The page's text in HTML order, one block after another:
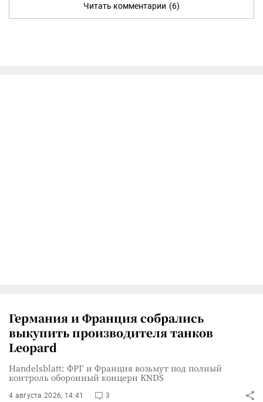
Читать комментарии (6)
Германия и Франция собрались
выкупить производителя танков
Leopard
Handelsblatt: ФРГ и Франция возьмут под полный
контроль оборонный концерн KNDS
4 августа 2026, 14:41 3